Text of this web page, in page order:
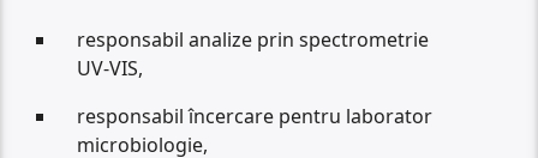
responsabil analize prin spectrometrie
UV-VIS,
responsabil încercare pentru laborator
microbiologie,